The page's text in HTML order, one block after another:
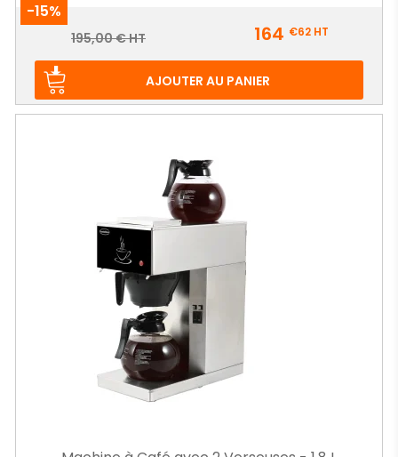
-15%
Prix
Prix
195,00 € HT 164 €62 HT
AJOUTER AU PANIER